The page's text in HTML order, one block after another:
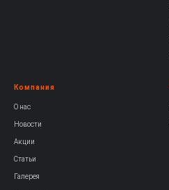
Компания
О нас
Новости
Акции
Статьи
Галерея